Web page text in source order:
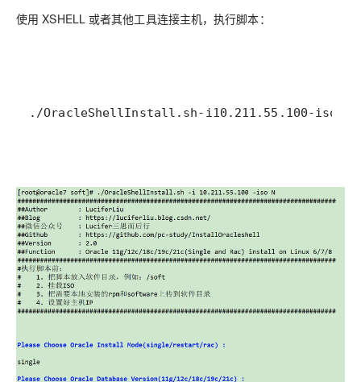
使用 XSHELL 或者其他工具连接主机，执行脚本：
. /OracleShellInstall . sh- i10.211 . 55.100-iso